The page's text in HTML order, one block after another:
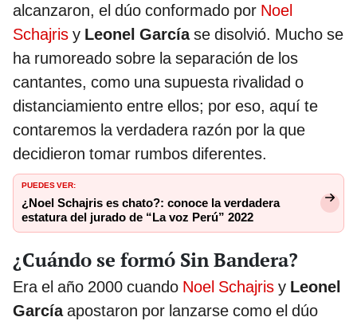
alcanzaron, el dúo conformado por Noel
Schajris y Leonel Garcíase disolvió. Mucho se
ha rumoreado sobre la separación de los
cantantes, como una supuesta rivalidad o
distanciamiento entre ellos; por eso, aquí te
contaremos la verdadera razón por la que
decidieron tomar rumbos diferentes.
PUEDES VER:
¿Noel Schajris es chato?: conoce la verdadera
estatura del jurado de “La voz Perú” 2022
¿Cuándo se formó Sin Bandera?
Era el año 2000 cuando Noel Schajris y Leonel
Garcíaapostaron por lanzarse como el dúo